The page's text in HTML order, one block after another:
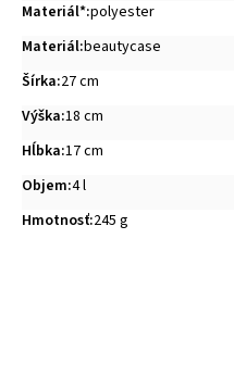
Materiál*:polyester
Materiál:beautycase
Šírka:27 cm
Výška:18 cm
Hĺbka:17 cm
Objem:4 l
Hmotnosť:245 g